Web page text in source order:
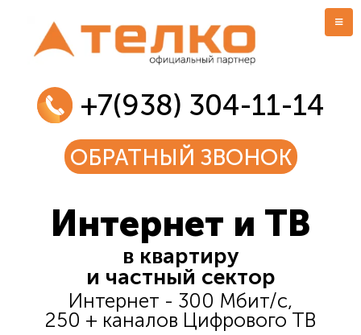
+7(938) 304-11-14
ОБРАТНЫЙ ЗВОНОК
Интернет и ТВ
в квартиру
и частный сектор
Интернет - 300 Мбит/c,
250 + каналов Цифрового ТВ